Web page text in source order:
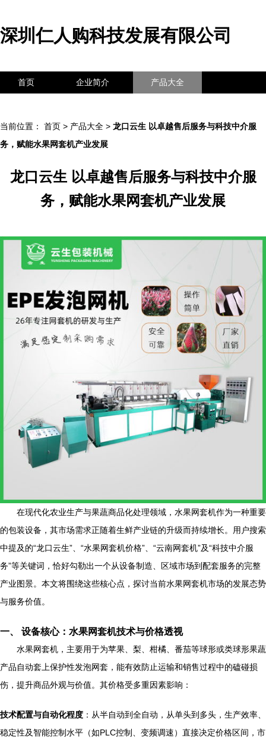
深圳仁人购科技发展有限公司
首页 企业简介 产品大全
当前位置： 首页 > 产品大全 > 龙口云生 以卓越售后服务与科技中介服
务，赋能水果网套机产业发展
龙口云生 以卓越售后服务与科技中介服
务，赋能水果网套机产业发展
在现代化农业生产与果蔬商品化处理领域，水果网套机作为一种重要
的包装设备，其市场需求正随着生鲜产业链的升级而持续增长。用户搜索
中提及的“龙口云生”、“水果网套机价格”、“云南网套机”及“科技中介服
务”等关键词，恰好勾勒出一个从设备制造、区域市场到配套服务的完整
产业图景。本文将围绕这些核心点，探讨当前水果网套机市场的发展态势
与服务价值。
一、 设备核心：水果网套机技术与价格透视
水果网套机，主要用于为苹果、梨、柑橘、番茄等球形或类球形果蔬
产品自动套上保护性发泡网套，能有效防止运输和销售过程中的磕碰损
伤，提升商品外观与价值。其价格受多重因素影响：
技术配置与自动化程度 ：从半自动到全自动，从单头到多头，生产效率、
稳定性及智能控制水平（如PLC控制、变频调速）直接决定价格区间，市